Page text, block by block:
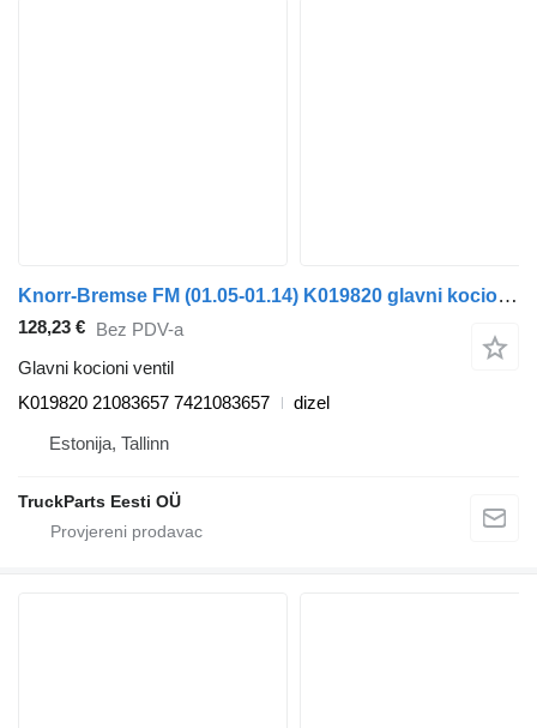
Knorr-Bremse FM (01.05-01.14) K019820 glavni kocioni ventil za Volvo FM7-FM12, FM, FMX (1998-2014) tegljača
128,23 € Bez PDV-a
Glavni kocioni ventil
K019820 21083657 7421083657
dizel
Estonija, Tallinn
TruckParts Eesti OÜ